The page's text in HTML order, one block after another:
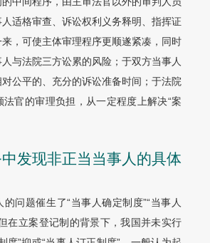
适格审查、诉讼权利义务释明、指挥证
，可使主体审理程序更顺遂紧凑，同时
与法院三方讼累的风险；于双方当事人
公平的、充分的诉讼准备时间；于法院
官的审理负担，从一定程度上解决“案
发现非正当当事人的具体
的问题催生了“当事人确定制度”“当事人
在立案登记制的背景下，我国并未实行